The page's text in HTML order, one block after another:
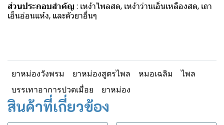
ส่วนประกอบสำคัญ: เหง้าไพลสด, เหง้าว่านเอ็นเหลืองสด, เถา
เอ็นอ่อนแห้ง, และตัวยาอื่นๆ
ยาหม่องวังพรม ยาหม่องสูตรไพล หมอเฉลิม
ไพล
บรรเทาอาการปวดเมื่อย
ยาหม่อง
สินค้าที่เกี่ยวข้อง